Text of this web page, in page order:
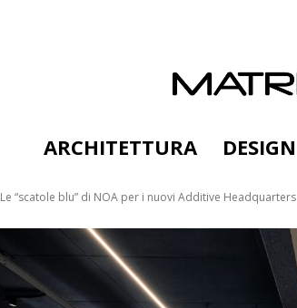
ARCHITETTURA DESIGN
Le “scatole blu” di NOA per i nuovi Additive Headquarters